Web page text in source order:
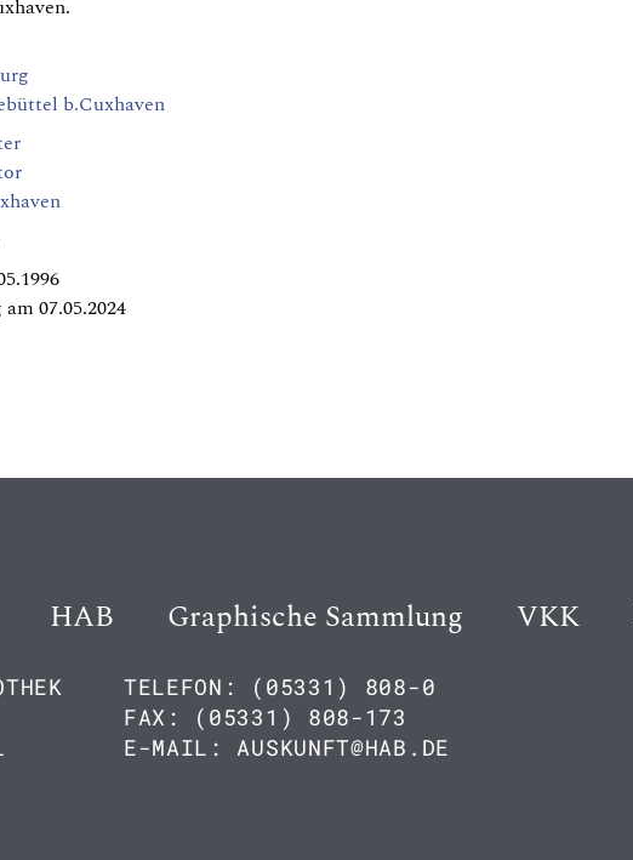
b.Cuxhaven
07.05.2024
HAB Graphische Sammlung VKK
TELEFON: (05331) 808-0
FAX: (05331) 808-173
E-MAIL: AUSKUNFT@HAB.DE